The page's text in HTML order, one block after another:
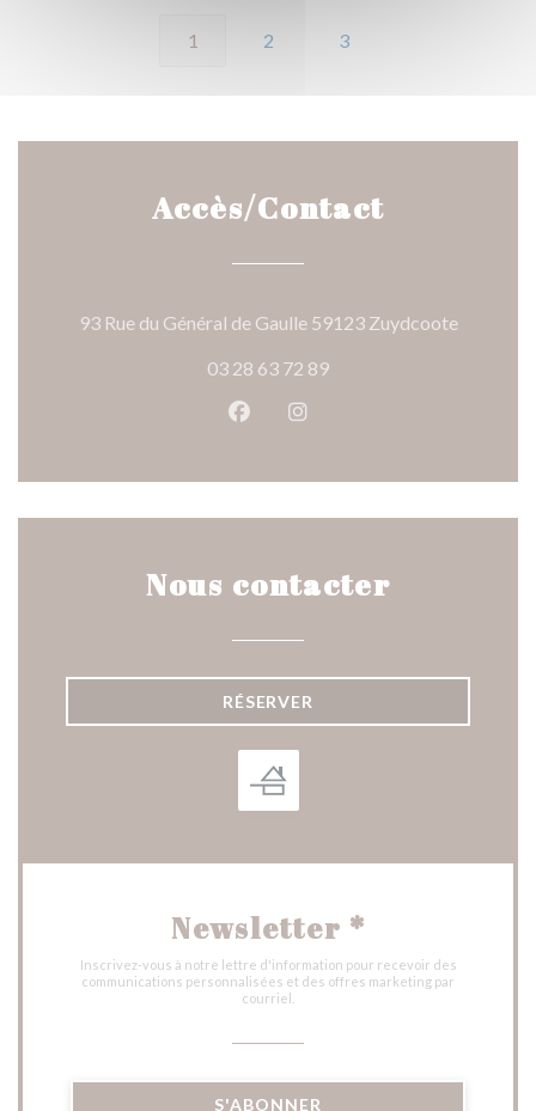
1 2 3
Accès/Contact
93 Rue du Général de Gaulle 59123 Zuydcoote((ouvre
03 28 63 72 89
Facebook ((ouvre une
Instagram ((ouvre une
Nous contacter
RÉSERVER
Newsletter *
Inscrivez-vous à notre lettre d'information pour recevoir des
communications personnalisées et des offres marketing par
courriel.
S'ABONNER